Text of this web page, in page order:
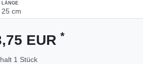
LÄNGE
EUR *
1 Stück